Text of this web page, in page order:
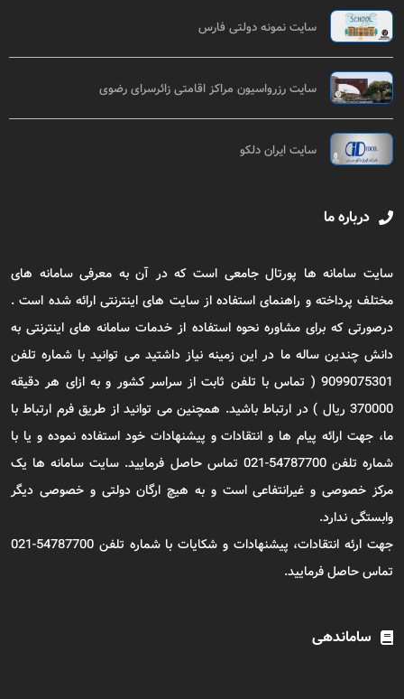
سایت نمونه دولتی فارس
سایت رزرواسیون مراکز اقامتی زائرسرای رضوی
سایت ایران دلکو
درباره ما
سایت سامانه ها پورتال جامعی است که در آن به معرفی سامانه های
مختلف پرداخته و راهنمای استفاده از سایت های اینترنتی ارائه شده است .
درصورتی که برای مشاوره نحوه استفاده از خدمات سامانه های اینترنتی به
دانش چندین ساله ما در این زمینه نیاز داشتید می توانید با شماره تلفن
9099075301 ( تماس با تلفن ثابت از سراسر کشور و به ازای هر دقیقه
370000 ریال ) در ارتباط باشید. همچنین می توانید از طریق فرم ارتباط با
ما، جهت ارائه پیام ها و انتقادات و پیشنهادات خود استفاده نموده و یا با
شماره تلفن 54787700-021 تماس حاصل فرمایید. سایت سامانه ها یک
مرکز خصوصی و غیرانتفاعی است و به هیچ ارگان دولتی و خصوصی دیگر
وابستگی ندارد.
جهت ارئه انتقادات، پیشنهادات و شکایات با شماره تلفن 54787700-021
تماس حاصل فرمایید.
ساماندهی